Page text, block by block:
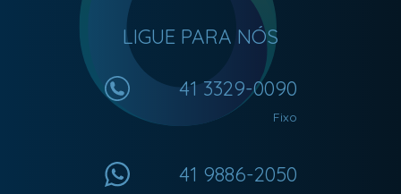
LIGUE PARA NÓS
41 3329-0090
Fixo
41 9886-2050